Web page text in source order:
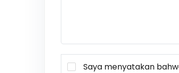
Saya menyatakan